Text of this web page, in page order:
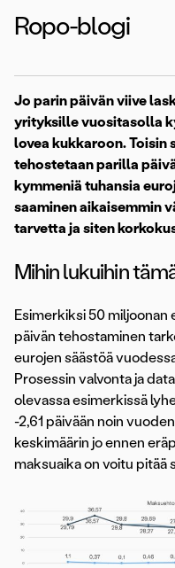
Ropo-blogi
Jo parin päivän viive
yrityksille vuositasolla
lovea kukkaroon. Toisin
tehostetaan parilla
kymmeniä tuhansia
saaminen aikaisemmin
tarvetta ja siten
Mihin lukuihin
Esimerkiksi 50
päivän tehostaminen
eurojen säästöä
Prosessin valvonta ja
olevassa esimerkissä
-2,61 päivään noin
keskimäärin jo ennen
maksuaika on voitu pitää